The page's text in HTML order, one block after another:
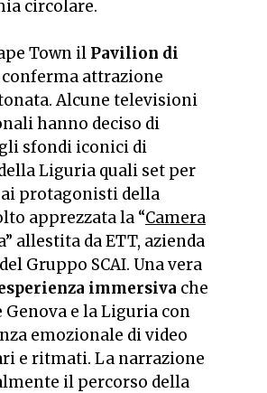
circolare.
Town il Pavilion di
conferma attrazione
Alcune televisioni
hanno deciso di
sfondi iconici di
Liguria quali set per
protagonisti della
apprezzata la “Camera
allestita da ETT, azienda
Gruppo SCAI. Una vera
immersiva che
e la Liguria con
emozionale di video
e ritmati. La narrazione
il percorso della